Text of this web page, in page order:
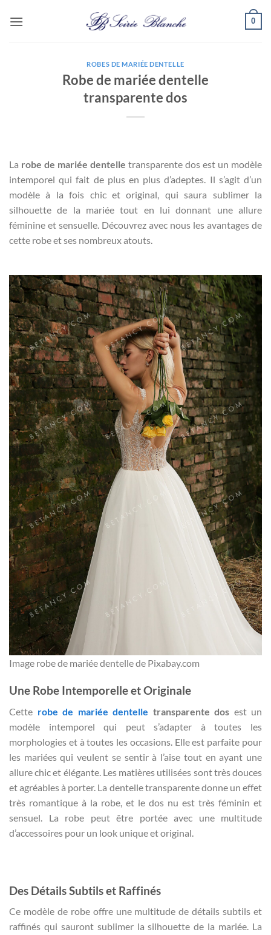
0
ROBES DE MARIÉE DENTELLE
Robe de mariée dentelle
transparente dos
La robe de mariée dentelle transparente dos est un modèle
intemporel qui fait de plus en plus d’adeptes. Il s’agit d’un
modèle à la fois chic et original, qui saura sublimer la
silhouette de la mariée tout en lui donnant une allure
féminine et sensuelle. Découvrez avec nous les avantages de
cette robe et ses nombreux atouts.
Image robe de mariée dentelle de Pixabay.com
Une Robe Intemporelle et Originale
Cette robe de mariée dentelle transparente dos est un
modèle intemporel qui peut s’adapter à toutes les
morphologies et à toutes les occasions. Elle est parfaite pour
les mariées qui veulent se sentir à l’aise tout en ayant une
allure chic et élégante. Les matières utilisées sont très douces
et agréables à porter. La dentelle transparente donne un effet
très romantique à la robe, et le dos nu est très féminin et
sensuel. La robe peut être portée avec une multitude
d’accessoires pour un look unique et original.
Des Détails Subtils et Raffinés
Ce modèle de robe offre une multitude de détails subtils et
raffinés qui sauront sublimer la silhouette de la mariée. La